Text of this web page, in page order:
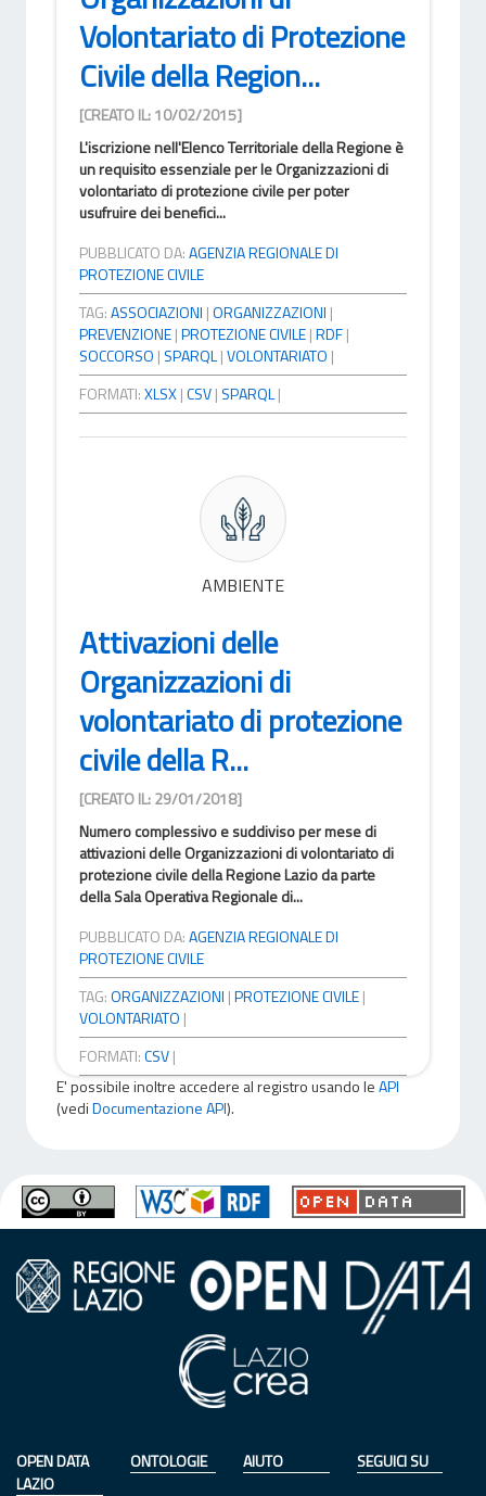
Volontariato di Protezione
Civile della Region...
[CREATO IL: 10/02/2015]
L'iscrizione nell'Elenco Territoriale della Regione è
un requisito essenziale per le Organizzazioni di
volontariato di protezione civile per poter
usufruire dei benefici...
PUBBLICATO DA:AGENZIA REGIONALE DI
PROTEZIONE CIVILE
TAG:ASSOCIAZIONI |ORGANIZZAZIONI |
PREVENZIONE|PROTEZIONE CIVILE|RDF|
SOCCORSO | SPARQL|VOLONTARIATO |
FORMATI:XLSX|CSV| SPARQL|
AMBIENTE
Attivazioni delle
Organizzazioni di
volontariato di protezione
civile della R...
[CREATO IL: 29/01/2018]
Numero complessivo e suddiviso per mese di
attivazioni delle Organizzazioni di volontariato di
protezione civile della Regione Lazio da parte
della Sala Operativa Regionale di...
PUBBLICATO DA:AGENZIA REGIONALE DI
PROTEZIONE CIVILE
TAG:ORGANIZZAZIONI |PROTEZIONE CIVILE|
VOLONTARIATO |
FORMATI:CSV|
E' possibile inoltre accedere al registro usando leAPI
(vediDocumentazione API).
OPEN DATA
LAZIO
ONTOLOGIE
AIUTO
SEGUICI SU